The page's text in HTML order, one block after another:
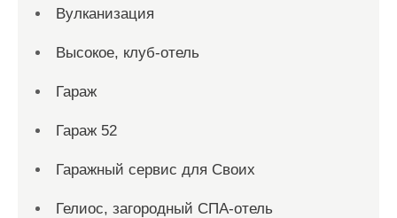
Вулканизация
Высокое, клуб-отель
Гараж
Гараж 52
Гаражный сервис для Своих
Гелиос, загородный СПА-отель